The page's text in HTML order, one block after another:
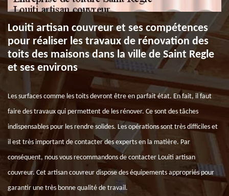
Louiti artisan couvreur et ses compétences
pour réaliser les travaux de rénovation des
toits des maisons dans la ville de Saint Regle
et ses environs
Les surfaces comme les toits devront être en parfait état. En fait, il faut
faire des travaux qui permettent de les rénover. Ce sont des tâches
indispensables pour les rendre solides. Les opérations sont très difficiles et
il est très important de contacter des experts en la matière. Par
conséquent, nous vous recommandons de contacter Louiti artisan
couvreur. Cet artisan couvreur dispose des équipements appropriés pour
garantir une très bonne qualité de travail.